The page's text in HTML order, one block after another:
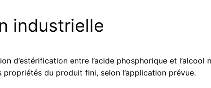
industrielle
d’estérification entre l’acide phosphorique et l’alcool
du produit fini, selon l’application prévue.